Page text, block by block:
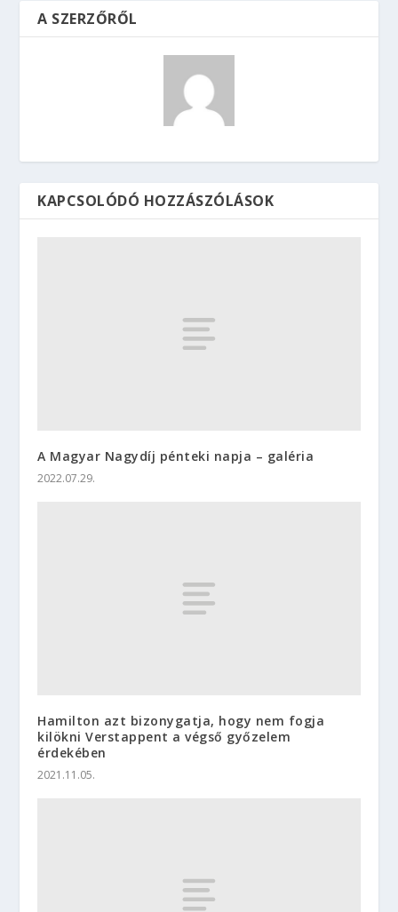
A SZERZŐRŐL
KAPCSOLÓDÓ HOZZÁSZÓLÁSOK
A Magyar Nagydíj pénteki napja – galéria
2022.07.29.
Hamilton azt bizonygatja, hogy nem fogja
kilökni Verstappent a végső győzelem
érdekében
2021.11.05.